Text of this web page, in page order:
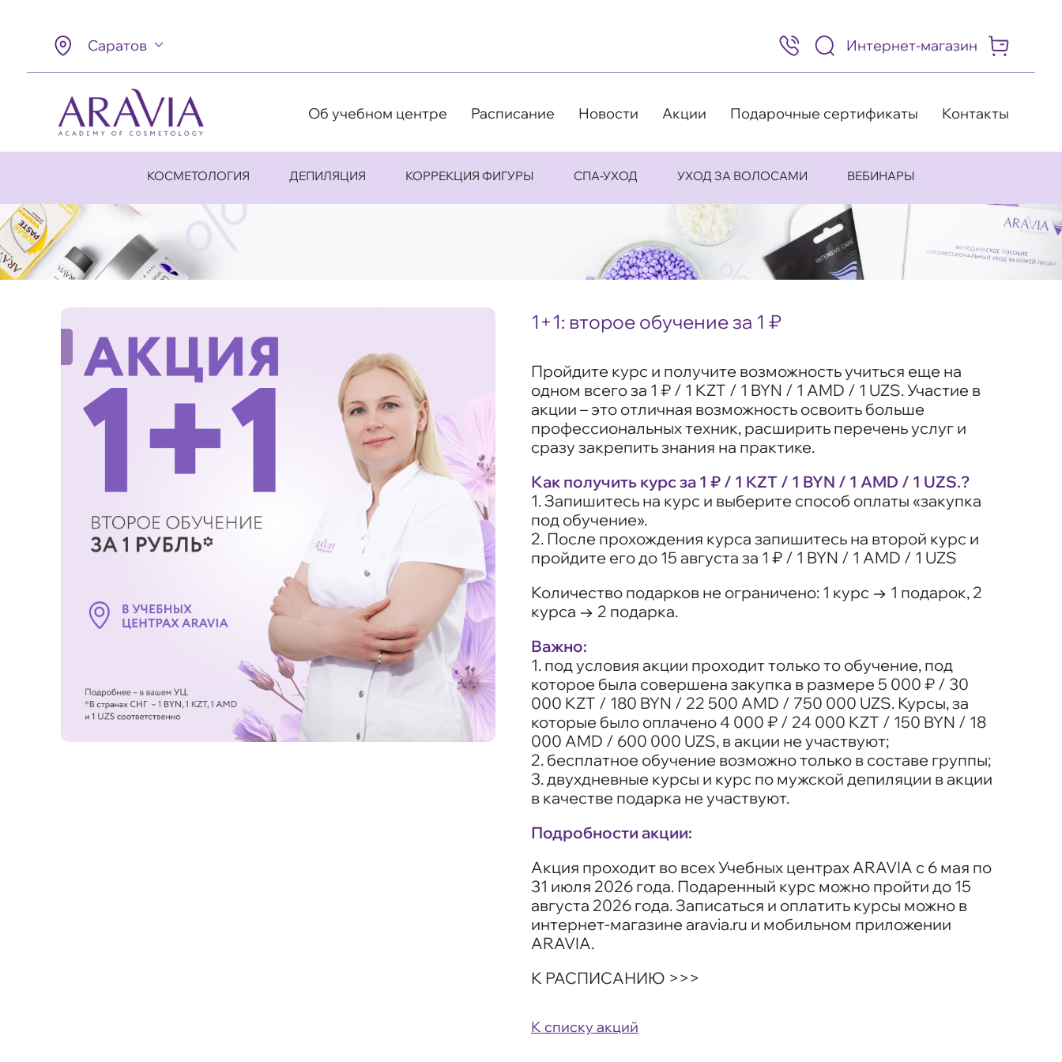
Саратов
8
(495)
505-
98
Интернет-магазин
Об учебном центре Расписание Новости Акции Подарочные сертификаты Контакты
КОСМЕТОЛОГИЯ ДЕПИЛЯЦИЯ КОРРЕКЦИЯ ФИГУРЫ СПА-УХОД УХОД ЗА ВОЛОСАМИ ВЕБИНАРЫ
1+1: второе обучение за 1 ₽
Пройдите курс и получите возможность учиться еще на
одном всего за 1 ₽ / 1 KZT / 1 BYN / 1 AMD / 1 UZS. Участие в
акции – это отличная возможность освоить больше
профессиональных техник, расширить перечень услуг и
сразу закрепить знания на практике.
Как получить курс за 1 ₽ / 1 KZT / 1 BYN / 1 AMD / 1 UZS.?
1. Запишитесь на курс и выберите способ оплаты «закупка
под обучение».
2. После прохождения курса запишитесь на второй курс и
пройдите его до 15 августа за 1 ₽ / 1 BYN / 1 AMD / 1 UZS
Количество подарков не ограничено: 1 курс → 1 подарок, 2
курса → 2 подарка.
Важно:
1. под условия акции проходит только то обучение, под
которое была совершена закупка в размере 5 000 ₽ / 30
000 KZT / 180 BYN / 22 500 AMD / 750 000 UZS. Курсы, за
которые было оплачено 4 000 ₽ / 24 000 KZT / 150 BYN / 18
000 AMD / 600 000 UZS, в акции не участвуют;
2. бесплатное обучение возможно только в составе группы;
3. двухдневные курсы и курс по мужской депиляции в акции
в качестве подарка не участвуют.
Подробности акции:
Акция проходит во всех Учебных центрах ARAVIA с 6 мая по
31 июля 2026 года. Подаренный курс можно пройти до 15
августа 2026 года. Записаться и оплатить курсы можно в
интернет-магазине aravia.ru и мобильном приложении
ARAVIA.
К РАСПИСАНИЮ >>>
К списку акций